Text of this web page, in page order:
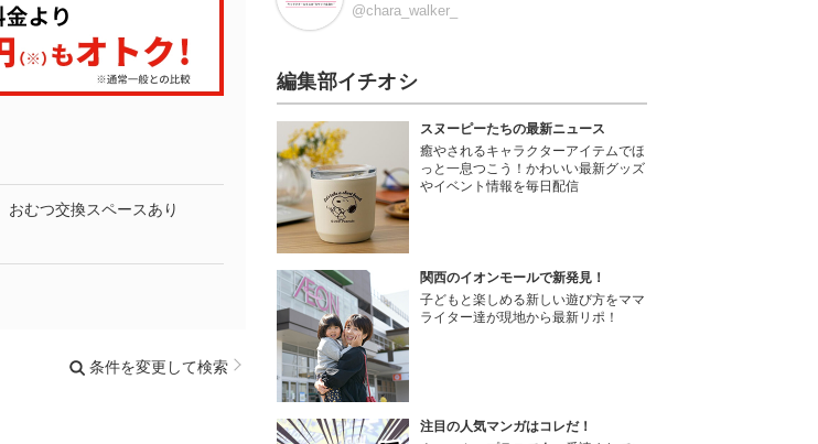
おむつ交換スペースあり
条件を変更して検索
@chara_walker_
編集部イチオシ
スヌーピーたちの最新ニュース
癒やされるキャラクターアイテムでほ
っと一息つこう！かわいい最新グッズ
やイベント情報を毎日配信
関西のイオンモールで新発見！
子どもと楽しめる新しい遊び方をママ
ライター達が現地から最新リポ！
注目の人気マンガはコレだ！